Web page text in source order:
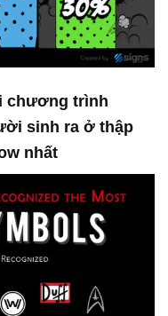
chương trình
sinh ra ở thập
nhất